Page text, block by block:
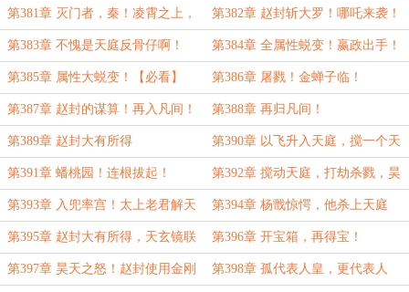
应对！
第381章 灭门者，秦！凌霄之上，
赵封现！
第382章 赵封斩大罗！哪吒来袭！
第383章 不愧是天庭反骨仔啊！ 第384章 全属性蜕变！嬴政出手！
第385章 属性大蜕变！【必看】 第386章 屠戮！金蝉子临！
第387章 赵封的谋算！再入凡间！ 第388章 再归凡间！
第389章 赵封大有所得 第390章 以飞升入天庭，搅一个天
翻地覆！
第391章 蟠桃园！连根拔起！ 第392章 搅动天庭，打劫杀戮，昊
天震怒！
第393章 入兜率宫！太上老君解天
地之秘！
第394章 杨戬惊愕，他杀上天庭
了？
第395章 赵封大有所得，天玄镜联
秦始皇！
第396章 开宝箱，再得宝！
第397章 昊天之怒！赵封使用金刚 第398章 孤代表人皇，更代表人